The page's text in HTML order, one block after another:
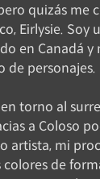
quizás me
Eirlysie. Soy
en Canadá y
de personajes.
torno al
a Coloso
artista, mi
de